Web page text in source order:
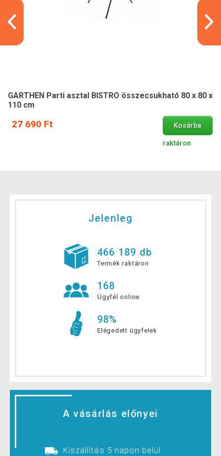
GARTHEN Parti asztal BISTRO összecsukható 80 x 80 x
110 cm
27 690 Ft Kosárba
raktáron
Jelenleg
466 189 db
Termék raktáron
168
Ügyfél online
98%
Elégedett ügyfelek
A vásárlás előnyei
Kiszállítás 5 napon belül